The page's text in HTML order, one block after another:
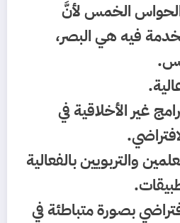
الحواس الخمس لأنَّ
فيه هي البصر،
غير الأخلاقية في
والتربويين بالفعالية
بصورة متباطئة في